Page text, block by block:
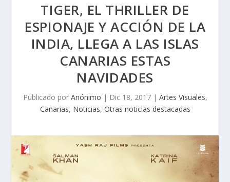
TIGER, EL THRILLER DE
ESPIONAJE Y ACCIÓN DE LA
INDIA, LLEGA A LAS ISLAS
CANARIAS ESTAS
NAVIDADES
Publicado por Anónimo | Dic 18, 2017| Artes Visuales,
Canarias, Noticias, Otras noticias destacadas